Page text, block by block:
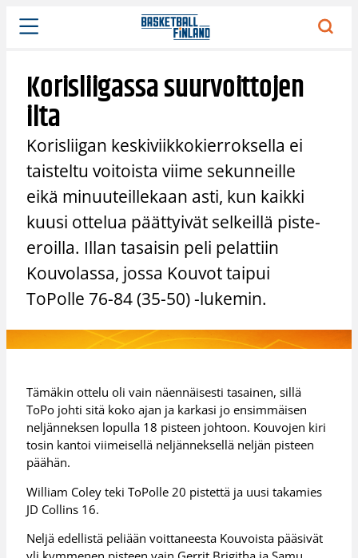
Siirry
sisältöön
Korisliigassa suurvoittojen
ilta
Korisliigan keskiviikkokierroksella ei
taisteltu voitoista viime sekunneille
eikä minuuteillekaan asti, kun kaikki
kuusi ottelua päättyivät selkeillä piste-
eroilla. Illan tasaisin peli pelattiin
Kouvolassa, jossa Kouvot taipui
ToPolle 76-84 (35-50) -lukemin.
Tämäkin ottelu oli vain näennäisesti tasainen, sillä
ToPo johti sitä koko ajan ja karkasi jo ensimmäisen
neljänneksen lopulla 18 pisteen johtoon. Kouvojen kiri
tosin kantoi viimeisellä neljänneksellä neljän pisteen
päähän.
William Coley teki ToPolle 20 pistettä ja uusi takamies
JD Collins 16.
Neljä edellistä peliään voittaneesta Kouvoista pääsivät